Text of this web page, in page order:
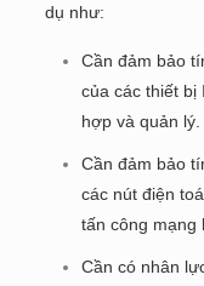
dụ như:
Cần đảm bảo
của các thiết bị
hợp và quản lý.
Cần đảm bảo
các nút điện
tấn công mạng
Cần có nhân